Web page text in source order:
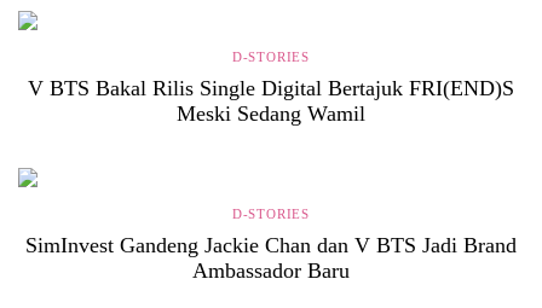
D-STORIES
V BTS Bakal Rilis Single Digital Bertajuk FRI(END)S
Meski Sedang Wamil
D-STORIES
SimInvest Gandeng Jackie Chan dan V BTS Jadi Brand
Ambassador Baru